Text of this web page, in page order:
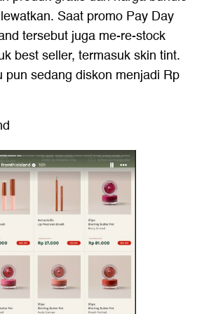
Saat promo Pay Day
tersebut juga me-re-stock
best seller, termasuk skin tint.
pun sedang diskon menjadi Rp